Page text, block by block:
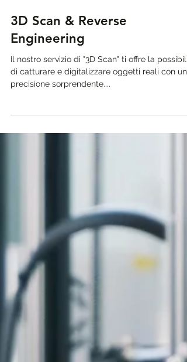
3D Scan & Reverse
Engineering
Il nostro servizio di "3D Scan" ti offre la